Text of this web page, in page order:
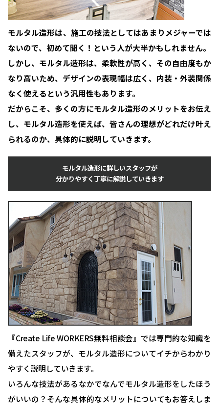
モルタル造形は、施工の技法としてはあまりメジャーでは
ないので、初めて聞く！という人が大半かもしれません。
しかし、モルタル造形は、柔軟性が高く、その自由度もか
なり高いため、デザインの表現幅は広く、内装・外装関係
なく使えるという汎用性もあります。
だからこそ、多くの方にモルタル造形のメリットをお伝え
し、モルタル造形を使えば、皆さんの理想がどれだけ叶え
られるのか、具体的に説明していきます。
モルタル造形に詳しいスタッフが
分かりやすく丁寧に解説していきます
『Create Life WORKERS無料相談会』では専門的な知識を
備えたスタッフが、モルタル造形についてイチからわかり
やすく説明していきます。
いろんな技法があるなかでなんでモルタル造形をしたほう
がいいの？そんな具体的なメリットについてもお答えしま